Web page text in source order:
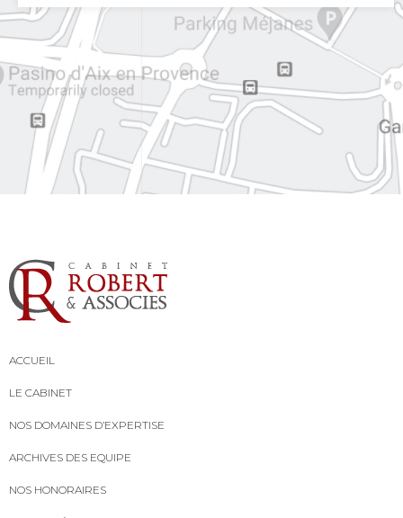
ACCUEIL
LE CABINET
NOS DOMAINES D’EXPERTISE
ARCHIVES DES EQUIPE
NOS HONORAIRES